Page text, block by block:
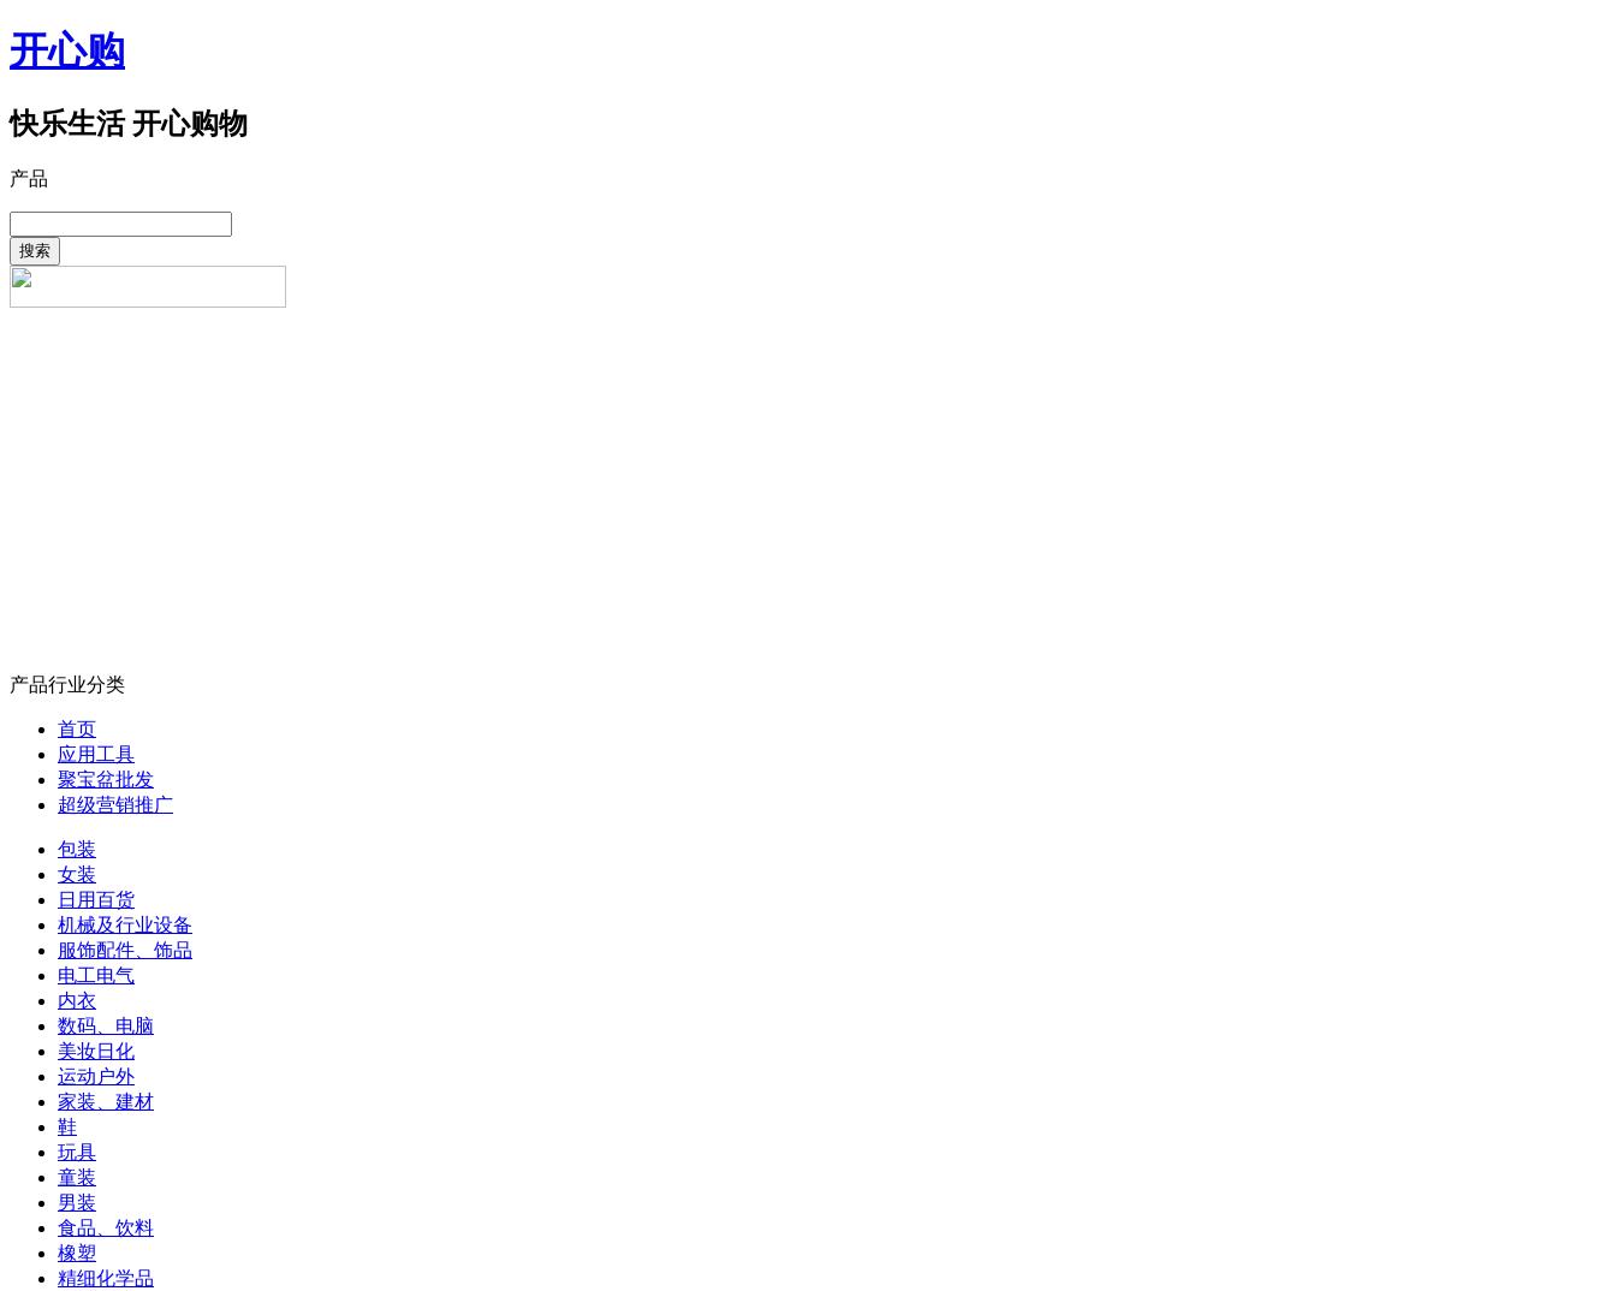
开心购
快乐生活 开心购物
产品
搜索
产品行业分类
首页
应用工具
聚宝盆批发
超级营销推广
包装
女装
日用百货
机械及行业设备
服饰配件、饰品
电工电气
内衣
数码、电脑
美妆日化
运动户外
家装、建材
鞋
玩具
童装
男装
食品、饮料
橡塑
精细化学品